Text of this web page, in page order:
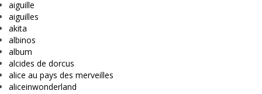
aiguille
aiguilles
akita
albinos
album
alcides de dorcus
alice au pays des merveilles
aliceinwonderland